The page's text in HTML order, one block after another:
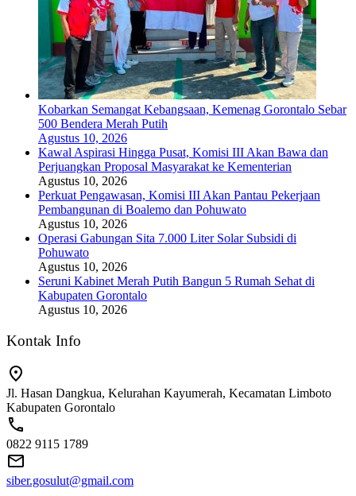
Kobarkan Semangat Kebangsaan, Kemenag Gorontalo Sebar
500 Bendera Merah Putih
Agustus 10, 2026
Kawal Aspirasi Hingga Pusat, Komisi III Akan Bawa dan
Perjuangkan Proposal Masyarakat ke Kementerian
Agustus 10, 2026
Perkuat Pengawasan, Komisi III Akan Pantau Pekerjaan
Pembangunan di Boalemo dan Pohuwato
Agustus 10, 2026
Operasi Gabungan Sita 7.000 Liter Solar Subsidi di
Pohuwato
Agustus 10, 2026
Seruni Kabinet Merah Putih Bangun 5 Rumah Sehat di
Kabupaten Gorontalo
Agustus 10, 2026
Kontak Info
Jl. Hasan Dangkua, Kelurahan Kayumerah, Kecamatan Limboto
Kabupaten Gorontalo
0822 9115 1789
siber.gosulut@gmail.com